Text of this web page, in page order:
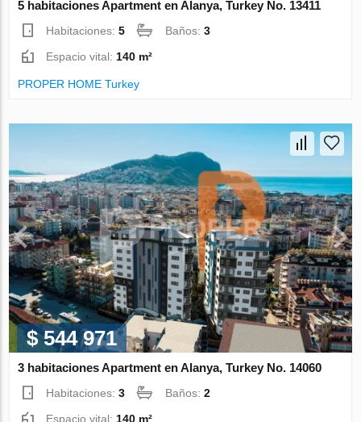
5 habitaciones Apartment en Alanya, Turkey No. 13411
Habitaciones:5 Baños:3
Espacio vital: 140 m²
PROPER HOME Turkey
$ 544 971
3 habitaciones Apartment en Alanya, Turkey No. 14060
Habitaciones:3 Baños:2
Espacio vital: 140 m²